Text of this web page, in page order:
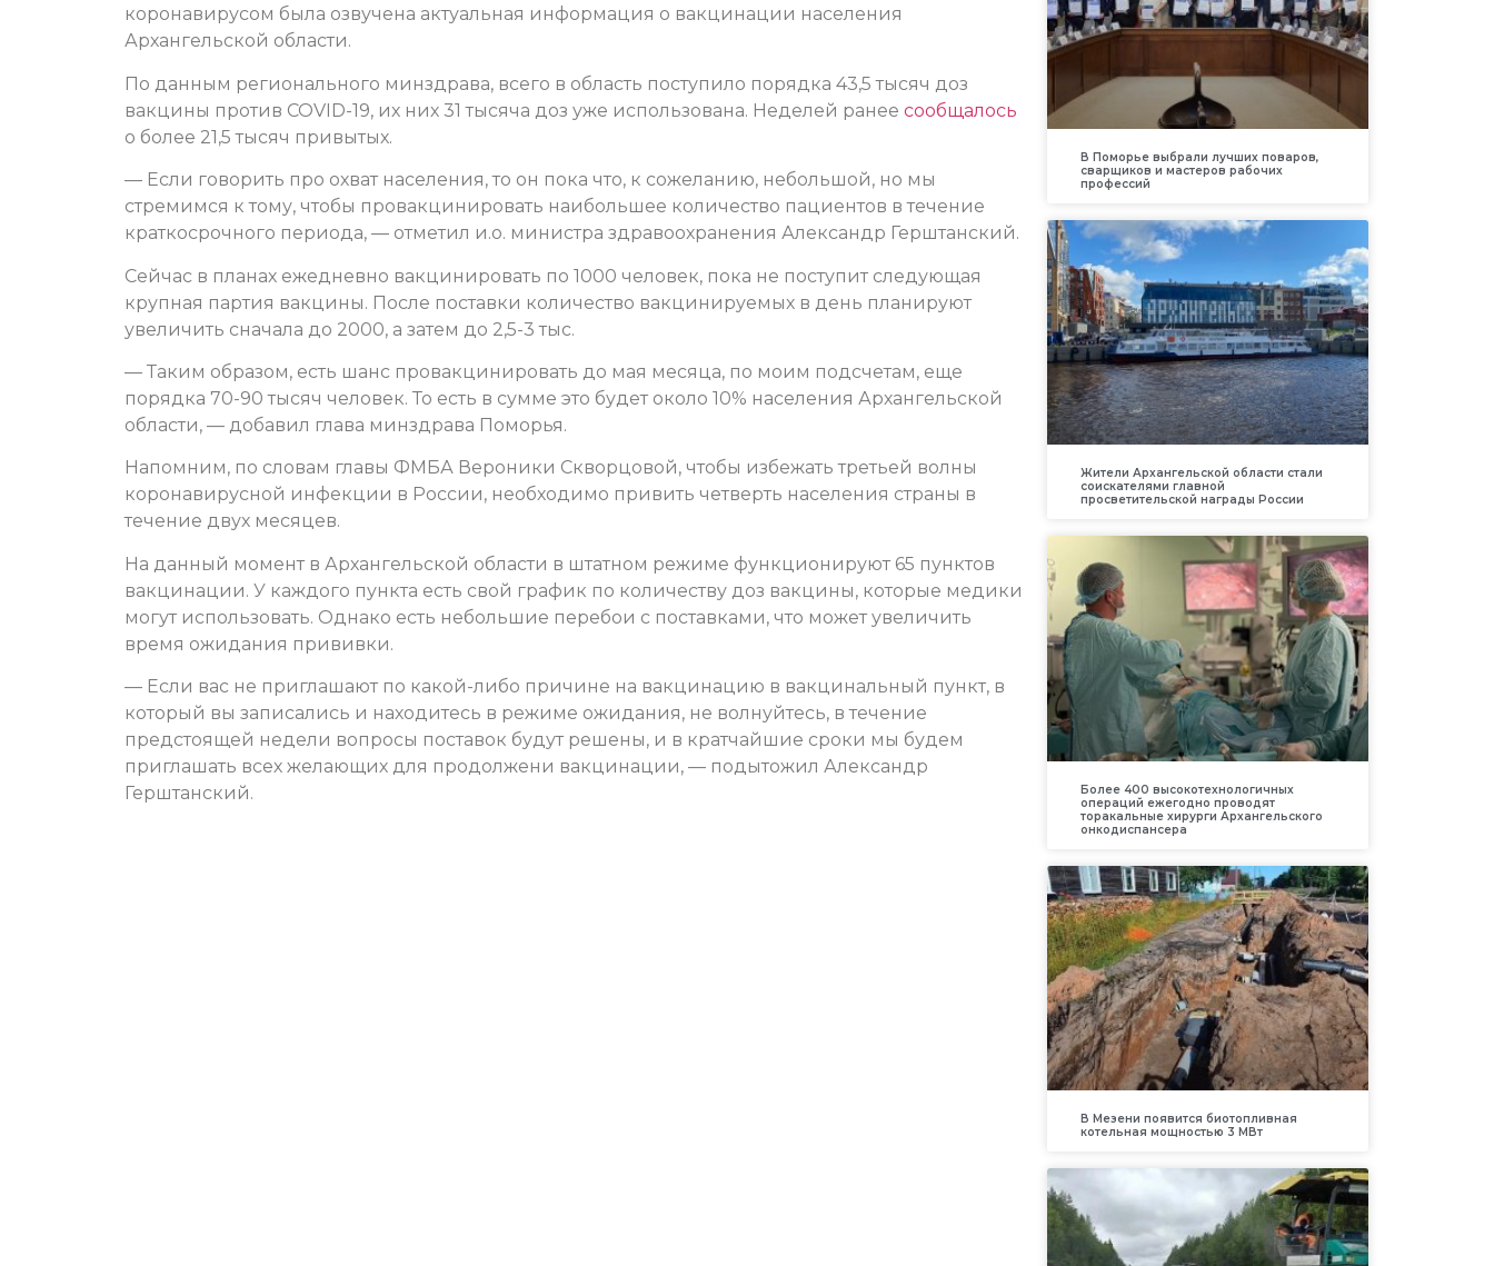
коронавирусом была озвучена актуальная информация о вакцинации населения
Архангельской области.
По данным регионального минздрава, всего в область поступило порядка 43,5 тысяч доз
вакцины против COVID-19, их них 31 тысяча доз уже использована. Неделей ранее сообщалось
о более 21,5 тысяч привытых.
— Если говорить про охват населения, то он пока что, к сожеланию, небольшой, но мы
стремимся к тому, чтобы провакцинировать наибольшее количество пациентов в течение
краткосрочного периода, — отметил и.о. министра здравоохранения Александр Герштанский.
Сейчас в планах ежедневно вакцинировать по 1000 человек, пока не поступит следующая
крупная партия вакцины. После поставки количество вакцинируемых в день планируют
увеличить сначала до 2000, а затем до 2,5-3 тыс.
— Таким образом, есть шанс провакцинировать до мая месяца, по моим подсчетам, еще
порядка 70-90 тысяч человек. То есть в сумме это будет около 10% населения Архангельской
области, — добавил глава минздрава Поморья.
Напомним, по словам главы ФМБА Вероники Скворцовой, чтобы избежать третьей волны
коронавирусной инфекции в России, необходимо привить четверть населения страны в
течение двух месяцев.
На данный момент в Архангельской области в штатном режиме функционируют 65 пунктов
вакцинации. У каждого пункта есть свой график по количеству доз вакцины, которые медики
могут использовать. Однако есть небольшие перебои с поставками, что может увеличить
время ожидания прививки.
— Если вас не приглашают по какой-либо причине на вакцинацию в вакцинальный пункт, в
который вы записались и находитеcь в режиме ожидания, не волнуйтесь, в течение
предстоящей недели вопросы поставок будут решены, и в кратчайшие сроки мы будем
приглашать всех желающих для продолжени вакцинации, — подытожил Александр
Герштанский.
В Поморье выбрали лучших поваров,
сварщиков и мастеров рабочих
профессий
Жители Архангельской области стали
соискателями главной
просветительской награды России
Более 400 высокотехнологичных
операций ежегодно проводят
торакальные хирурги Архангельского
онкодиспансера
В Мезени появится биотопливная
котельная мощностью 3 МВт